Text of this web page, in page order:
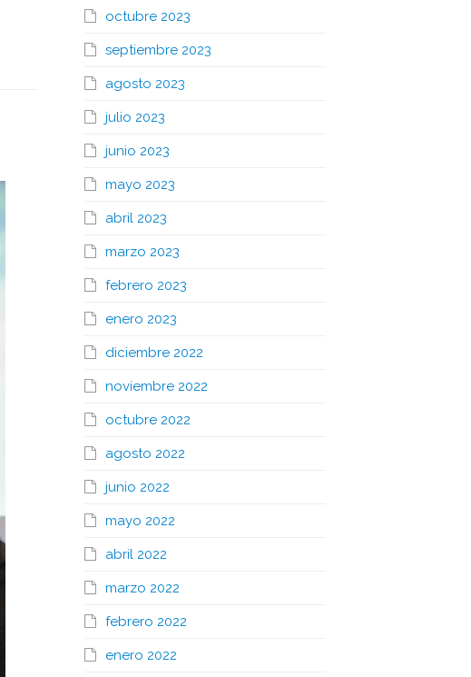
octubre 2023
septiembre 2023
agosto 2023
julio 2023
junio 2023
mayo 2023
abril 2023
marzo 2023
febrero 2023
enero 2023
diciembre 2022
noviembre 2022
octubre 2022
agosto 2022
junio 2022
mayo 2022
abril 2022
marzo 2022
febrero 2022
enero 2022